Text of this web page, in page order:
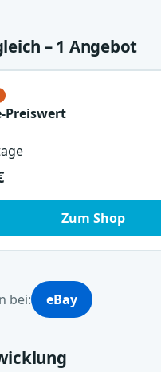
– 1 Angebot
Preiswert
Zum Shop
bei: eBay